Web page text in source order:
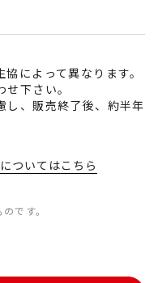
によって異なります。
下さい。
し、販売終了後、約半年
ついてはこちら
です。